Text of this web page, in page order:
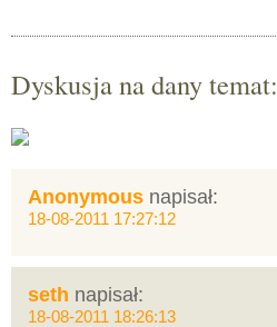
Dyskusja na dany temat:
Anonymous napisał:
18-08-2011 17:27:12
seth napisał:
18-08-2011 18:26:13